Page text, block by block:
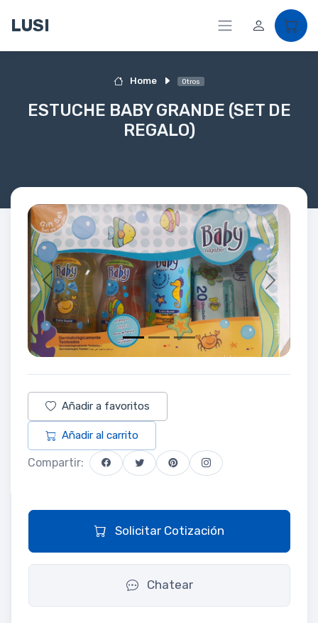
LUSI
Home Otros
ESTUCHE BABY GRANDE (SET DE
REGALO)
Previous Next
Añadir a favoritos
Añadir al carrito
Compartir:
Solicitar Cotización
Chatear